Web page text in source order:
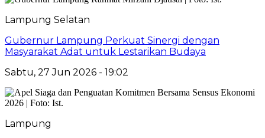
Lampung Selatan
Gubernur Lampung Perkuat Sinergi dengan
Masyarakat Adat untuk Lestarikan Budaya
Sabtu, 27 Jun 2026 - 19:02
Lampung